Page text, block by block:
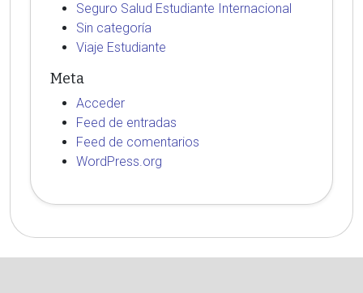
Seguro Salud Estudiante Internacional
Sin categoría
Viaje Estudiante
Meta
Acceder
Feed de entradas
Feed de comentarios
WordPress.org